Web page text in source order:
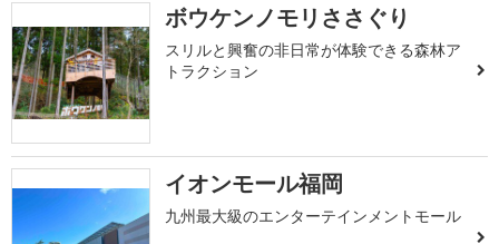
ボウケンノモリささぐり
スリルと興奮の非日常が体験できる森林ア
トラクション
イオンモール福岡
九州最大級のエンターテインメントモール